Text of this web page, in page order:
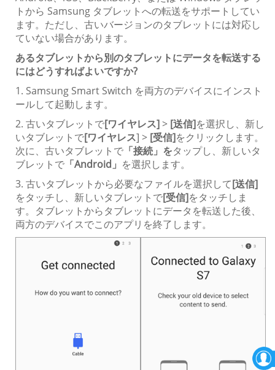
トから Samsung タブレットへの転送をサポートしてい
ます。ただし、古いバージョンのタブレットには対応し
ていない場合があります。
あるタブレットから別のタブレットにデータを転送する
にはどうすればよいですか?
1. Samsung Smart Switch を両方のデバイスにインスト
ールして起動します。
2. 古いタブレットで[ワイヤレス]> [送信]を選択し、新し
いタブレットで[ワイヤレス] > [受信]をクリックします。
次に、古いタブレットで 「接続」をタップし、新しいタ
ブレットで 「Android」 を選択します。
3. 古いタブレットから必要なファイルを選択して[送信]
をタッチし、新しいタブレットで[受信]をタッチしま
す。タブレットからタブレットにデータを転送した後、
両方のデバイスでこのアプリを終了します。